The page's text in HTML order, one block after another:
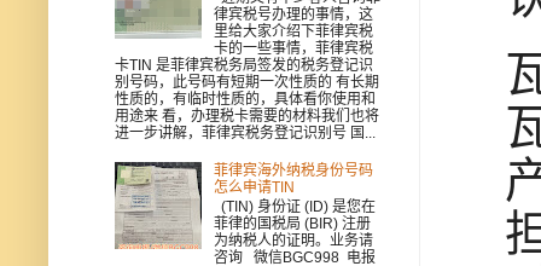
律宾税号办理的事情，这
里给大家介绍下菲律宾税
卡的一些事情，菲律宾税
卡TIN 是菲律宾税务局签发的税务登记识
别号码，此号码有短期一次性质的 有长期
性质的，有临时性质的，具体看你使用和
用途来 看，办理税卡需要的材料我们也将
进一步讲解，菲律宾税务登记识别号 国...
菲律宾海外纳税身份号码
怎么申请TIN
(TIN) 身份证 (ID) 是您在
菲律的国税局 (BIR) 注册
为纳税人的证明。业务请
咨询 微信BGC998 电报